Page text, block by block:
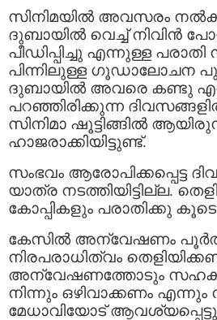
സിനിമയിൽ അവസരം
ദുബായില്‍ വെച്ച് നിവിൻ
പീഡിപ്പിച്ചു എന്നുള്ള
പിന്നിലുള്ള ഗൂഡാലോചന
ദുബായിൽ അവരെ കണ്ടു
പറഞ്ഞിരിക്കുന്ന
സിനിമാ ഷൂട്ടിങ്ങില്‍
ഹാജരാക്കിയിട്ടുണ്ട്.
സംഭവം ആരോപിക്കപ്പെട്ട
യാത്ര നടത്തിയിട്ടില്ല.
കോപ്പികളും പരാതിക്കു കൂടെ
കേസില്‍ അന്വേഷണം
നിരപരാധിത്വം
അന്വേഷണത്തോടും
നിന്നും ഒഴിവാക്കണം
മേധാവിയോട്